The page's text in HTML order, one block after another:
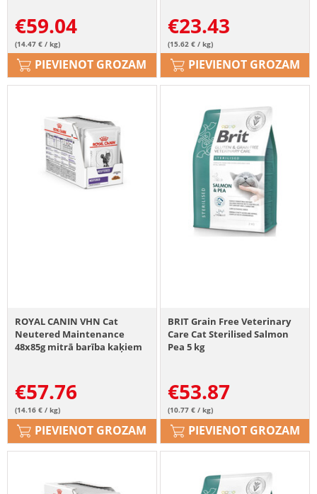
€59.04
(14.47 € / kg)
PIEVIENOT GROZAM
€23.43
(15.62 € / kg)
PIEVIENOT GROZAM
ROYAL CANIN VHN Cat
Neutered Maintenance
48x85g mitrā barība kaķiem
€57.76
(14.16 € / kg)
PIEVIENOT GROZAM
BRIT Grain Free Veterinary
Care Cat Sterilised Salmon
Pea 5 kg
€53.87
(10.77 € / kg)
PIEVIENOT GROZAM